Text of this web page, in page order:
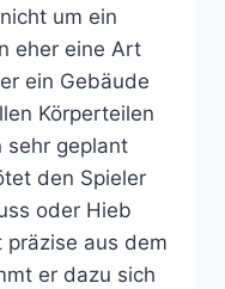
um ein
eher eine Art
ein Gebäude
Körperteilen
sehr geplant
den Spieler
oder Hieb
aus dem
er dazu sich